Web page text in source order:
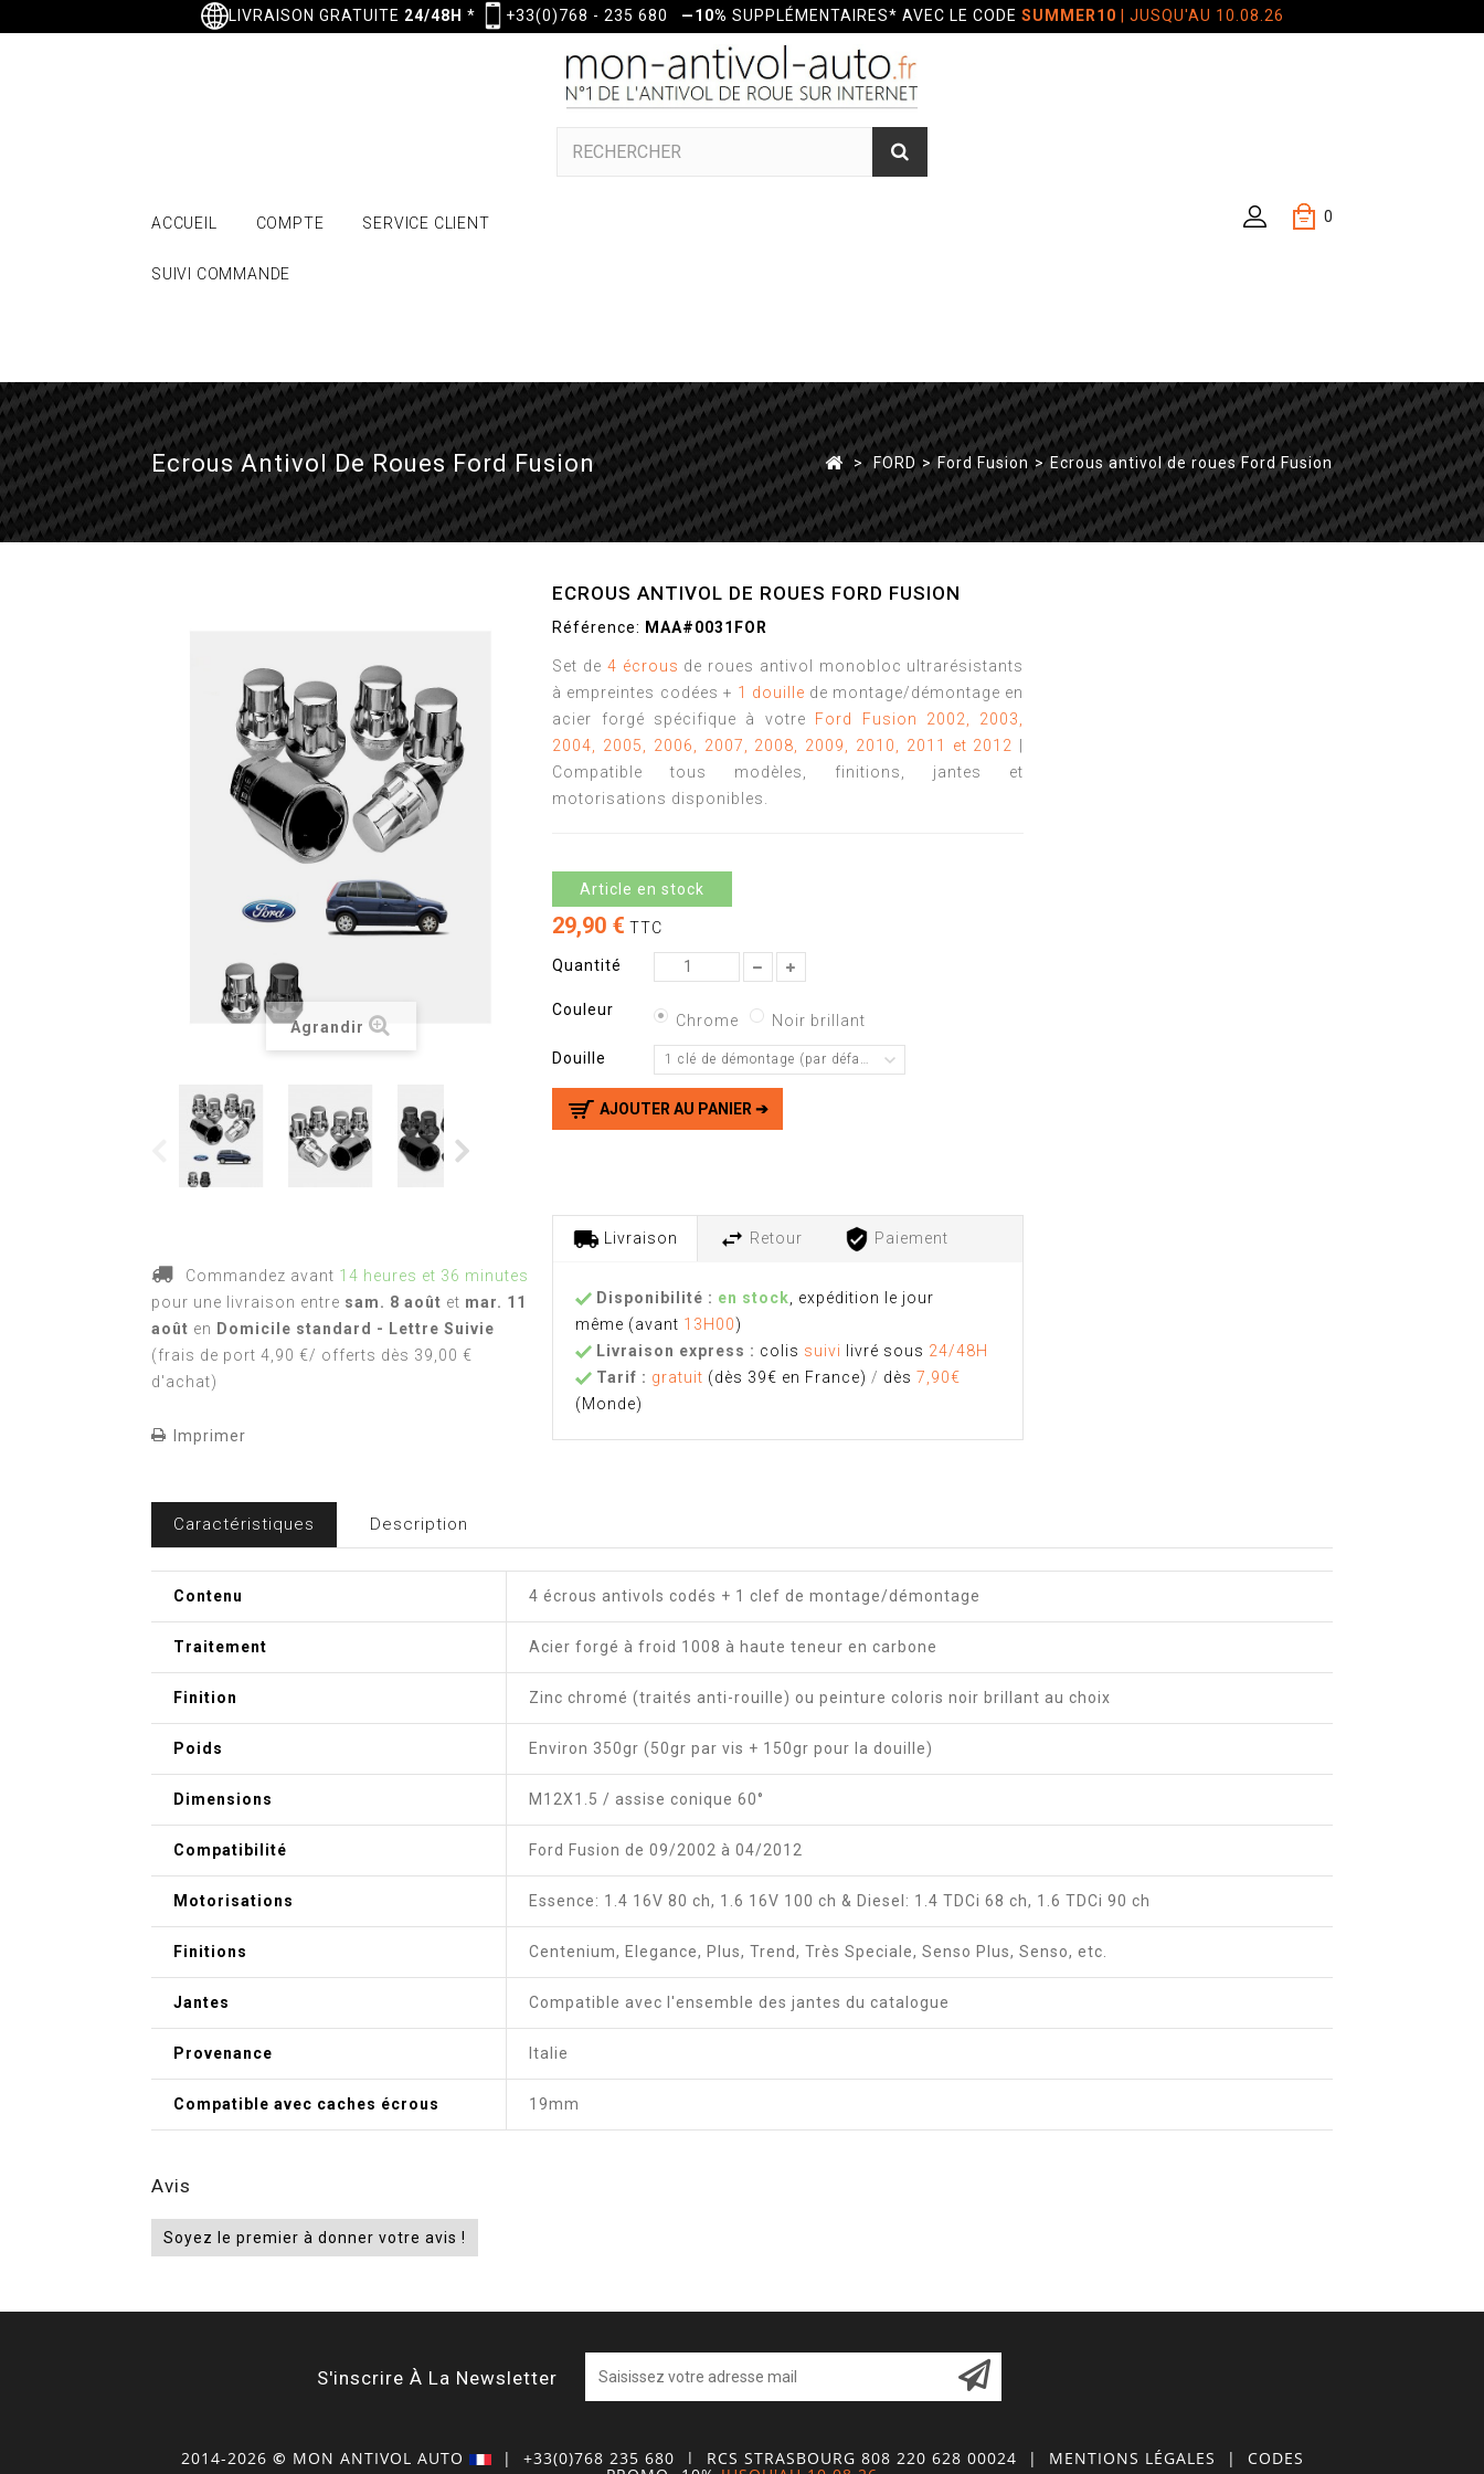
LIVRAISON GRATUITE 24/48H * +33(0)768 - 235 680 —10% SUPPLÉMENTAIRES* AVEC LE CODE SUMMER10 | JUSQU'AU 10.08.26
0
ACCUEIL COMPTE SERVICE CLIENT
SUIVI COMMANDE
Ecrous Antivol De Roues Ford Fusion > FORD > Ford Fusion > Ecrous antivol de roues Ford Fusion
Agrandir
Commandez avant 14 heures et 36 minutes
pour une livraison entre sam. 8 août et mar. 11
août en Domicile standard - Lettre Suivie
(frais de port 4,90 €/ offerts dès 39,00 €
d'achat)
Imprimer
ECROUS ANTIVOL DE ROUES FORD FUSION
Référence: MAA#0031FOR
Set de 4 écrous de roues antivol monobloc ultrarésistants
à empreintes codées + 1 douille de montage/démontage en
acier forgé spécifique à votre Ford Fusion 2002, 2003,
2004, 2005, 2006, 2007, 2008, 2009, 2010, 2011 et 2012
Compatible tous modèles, finitions, jantes et
motorisations disponibles.
Article en stock
29,90 € TTC
Quantité
Couleur
Chrome Noir brillant
Douille 1 clé de démontage (par défaut)
AJOUTER AU PANIER ➔
Livraison Retour Paiement
Disponibilité : en stock , expédition le jour
même (avant 13H00)
Livraison express : colis suivi livré sous 24/48H
Tarif : gratuit (dès 39€ en France) / dès 7,90€
(Monde)
Caractéristiques Description
Contenu 4 écrous antivols codés + 1 clef de montage/démontage
Traitement Acier forgé à froid 1008 à haute teneur en carbone
Finition Zinc chromé (traités anti-rouille) ou peinture coloris noir brillant au choix
Poids Environ 350gr (50gr par vis + 150gr pour la douille)
Dimensions M12X1.5 / assise conique 60°
Compatibilité Ford Fusion de 09/2002 à 04/2012
Motorisations Essence: 1.4 16V 80 ch, 1.6 16V 100 ch & Diesel: 1.4 TDCi 68 ch, 1.6 TDCi 90 ch
Finitions Centenium, Elegance, Plus, Trend, Très Speciale, Senso Plus, Senso, etc.
Jantes Compatible avec l'ensemble des jantes du catalogue
Provenance Italie
Compatible avec caches écrous 19mm
Avis
Soyez le premier à donner votre avis !
S'inscrire À La Newsletter
2014-2026 © MON ANTIVOL AUTO | +33(0)768 235 680 | RCS STRASBOURG 808 220 628 00024 | MENTIONS LÉGALES | CODES